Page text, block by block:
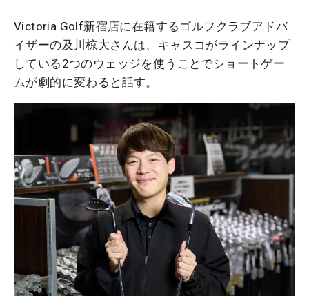
Victoria Golf新宿店に在籍するゴルフクラブアドバ
イザーの及川椋大さんは、キャスコがラインナップ
している2つのウェッジを使うことでショートゲー
ムが劇的に変わると話す。